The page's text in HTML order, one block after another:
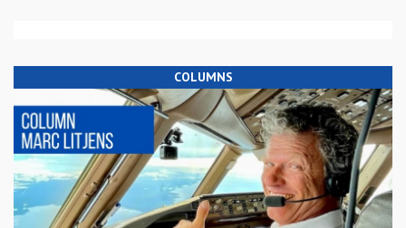
COLUMNS